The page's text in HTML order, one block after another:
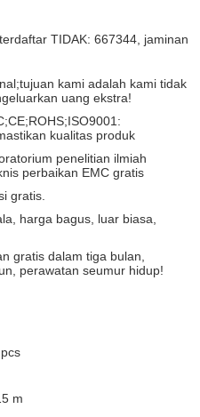
TIDAK: 667344 , jaminan
kami adalah kami tidak
uang ekstra!
kualitas produk
penelitian ilmiah
perbaikan EMC gratis
gratis.
harga bagus, luar biasa,
gratis dalam tiga bulan,
perawatan seumur hidup!
m